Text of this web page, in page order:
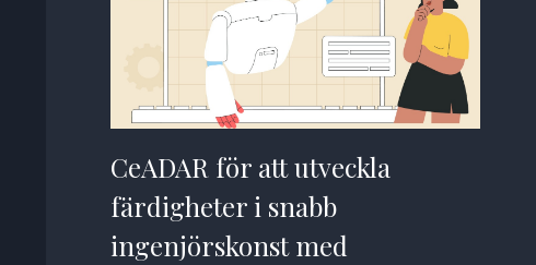
CeADAR för att utveckla
färdigheter i snabb
ingenjörskonst med